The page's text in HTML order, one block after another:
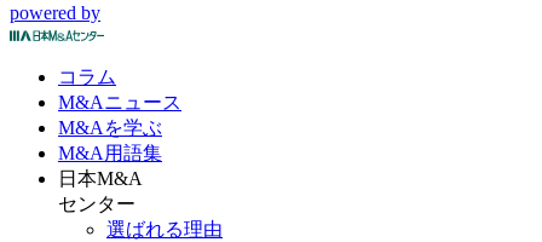
powered by
コラム
M&Aニュース
M&Aを学ぶ
M&A 用語集
日本M&A
センター
選ばれる理由